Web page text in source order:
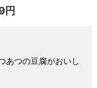
円
あつの豆腐がおいし